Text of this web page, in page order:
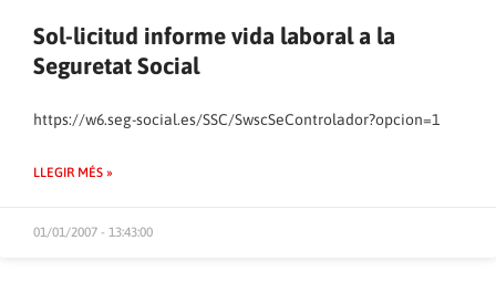
Sol-licitud informe vida laboral a la
Seguretat Social
https://w6.seg-social.es/SSC/SwscSeControlador?opcion=1
LLEGIR MÉS »
01/01/2007 - 13:43:00